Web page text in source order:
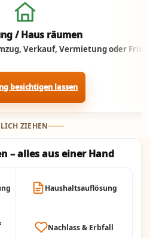
Jetzt anrufen
/ Haus räumen
Verkauf, Vermietung oder Frist.
besichtigen lassen
ZIEHEN
– alles aus einer Hand
Haushaltsauflösung
Nachlass & Erbfall